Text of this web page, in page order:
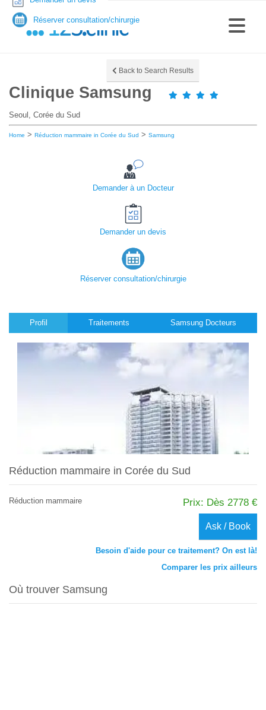
Back to Search Results
Clinique Samsung
Seoul, Corée du Sud
Home > Réduction mammaire in Corée du Sud > Samsung
Demander à un Docteur
Demander un devis
Réserver consultation/chirurgie
Profil
Réduction mammaire in Corée du Sud
Réduction mammaire Prix: Dès 2778 €
Ask / Book
Besoin d'aide pour ce traitement? On est là!
Comparer les prix ailleurs
Où trouver Samsung
Traitements Samsung Docteurs
Réserver consultation/chirurgie